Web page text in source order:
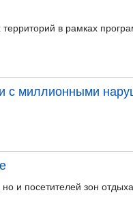
территорий в рамках
с миллионными
и посетителей зон отдыха.